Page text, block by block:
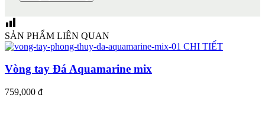
SẢN PHẨM LIÊN QUAN
CHI TIẾT
Vòng tay Đá Aquamarine mix
759,000 đ